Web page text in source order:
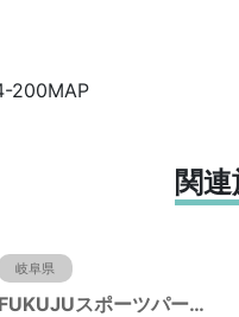
200MAP
関
岐阜県
FUKUJUスポーツパーク（羽島市運動公園）（岐阜県羽島市）